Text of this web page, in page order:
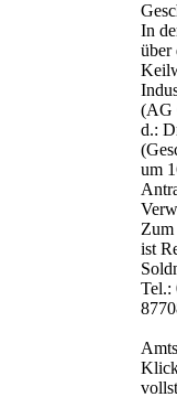
In
über
(AG
d.:
um
ist
Tel.: